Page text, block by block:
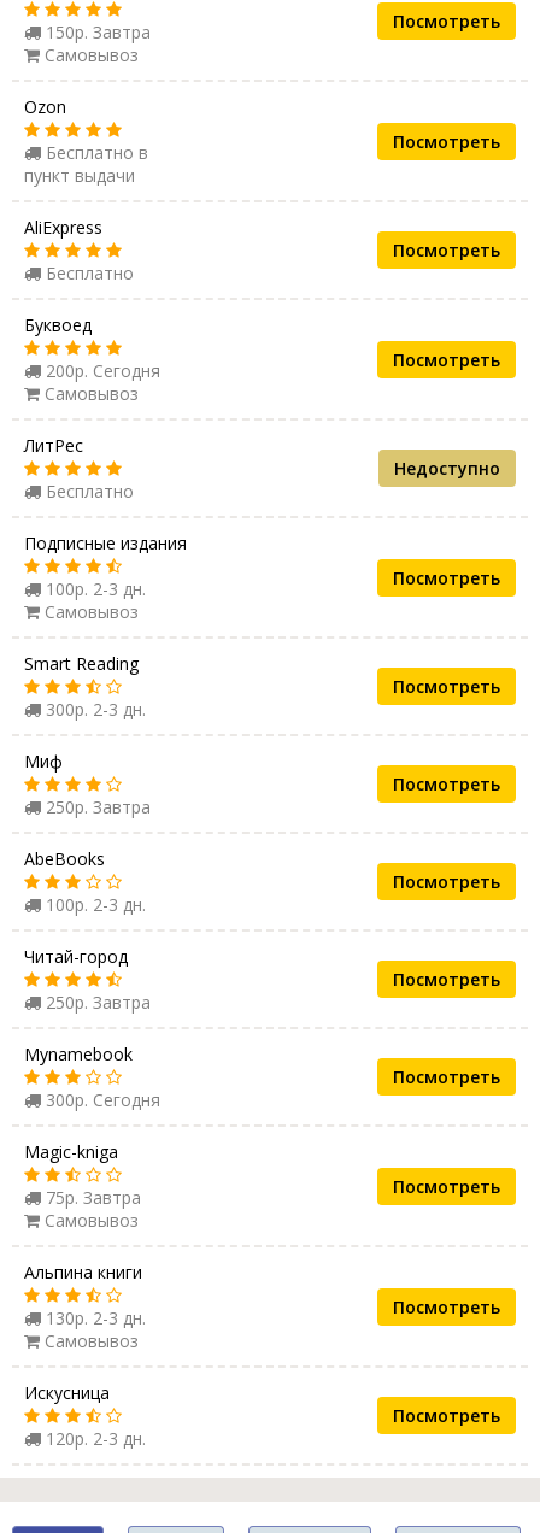
150р. Завтра
Самовывоз
Посмотреть
Ozon
Бесплатно в
пункт выдачи
Посмотреть
AliExpress
Бесплатно
Посмотреть
Буквоед
200р. Сегодня
Самовывоз
Посмотреть
ЛитРес
Бесплатно
Недоступно
Подписные издания
100р. 2-3 дн.
Самовывоз
Посмотреть
Smart Reading
300р. 2-3 дн.
Посмотреть
Миф
250р. Завтра
Посмотреть
AbeBooks
100р. 2-3 дн.
Посмотреть
Читай-город
250р. Завтра
Посмотреть
Mynamebook
300р. Сегодня
Посмотреть
Magic-kniga
75р. Завтра
Самовывоз
Посмотреть
Альпина книги
130р. 2-3 дн.
Самовывоз
Посмотреть
Искусница
120р. 2-3 дн.
Посмотреть